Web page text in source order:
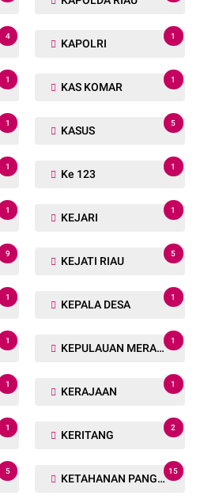
4
KAPOLRI
1
1
KAS KOMAR
1
1
KASUS
5
1
Ke 123
1
1
KEJARI
1
9
KEJATI RIAU
5
1
KEPALA DESA
1
1
KEPULAUAN MERANTI
1
1
KERAJAAN
1
1
KERITANG
2
5
KETAHANAN PANGAN
15